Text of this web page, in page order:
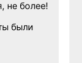
не более!
были